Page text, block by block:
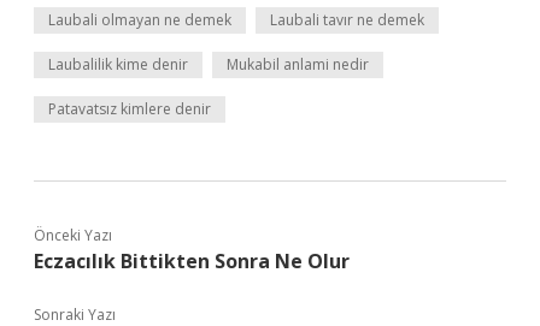
Laubali olmayan ne demek Laubali tavır ne demek
Laubalilik kime denir Mukabil anlami nedir
Patavatsız kimlere denir
Önceki Yazı
Eczacılık Bittikten Sonra Ne Olur
Sonraki Yazı